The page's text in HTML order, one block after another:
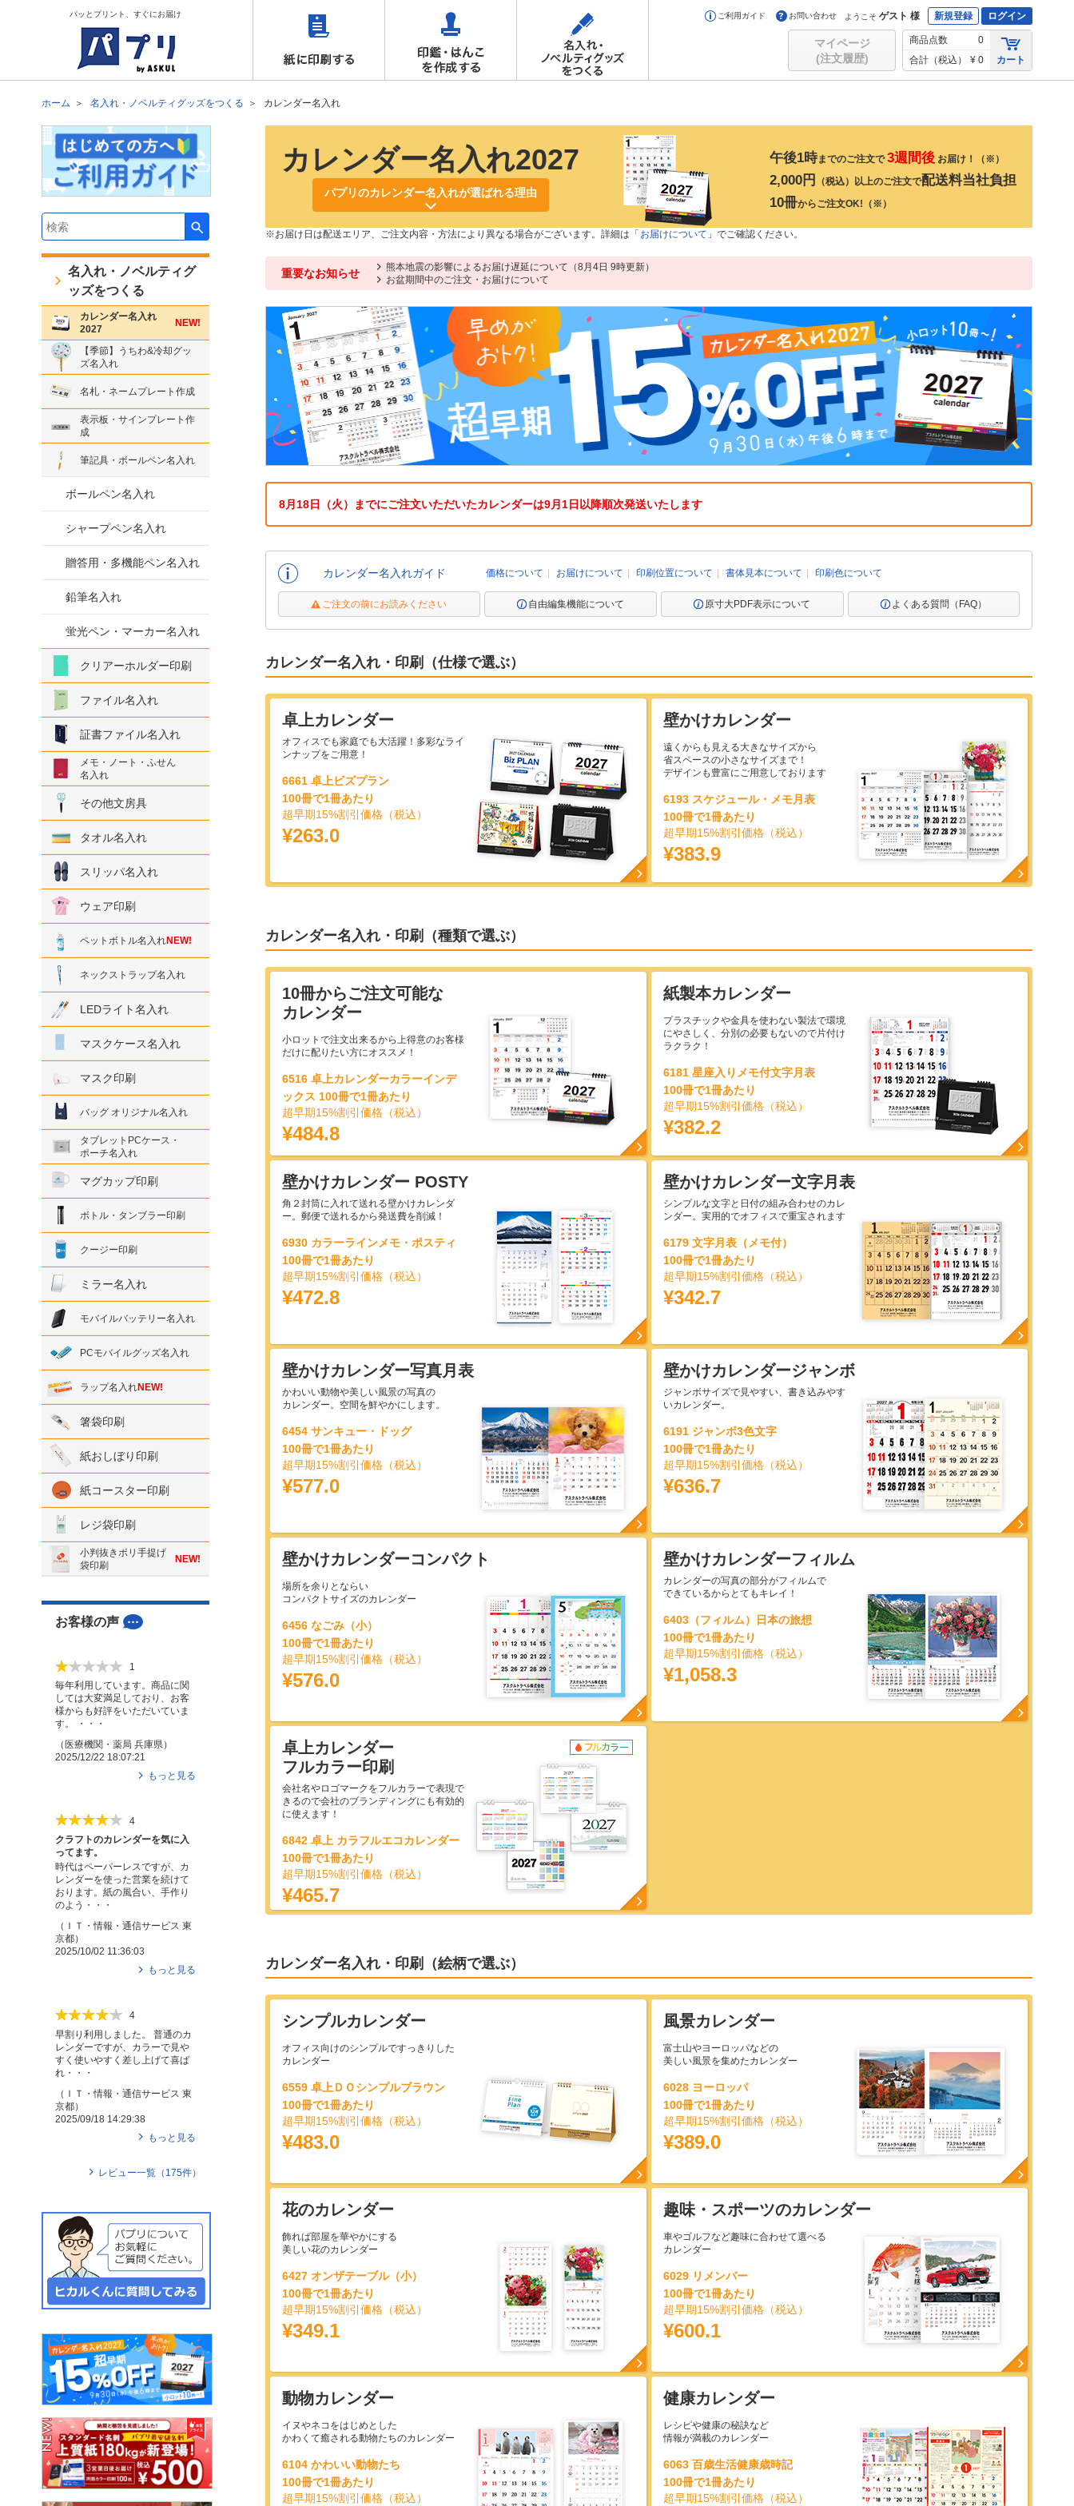
パッとプリント、すぐにお届け ご利用ガイド お問い合わせ ようこそ ゲスト 様 新規登録 ログイン
マイページ
(注文履歴)
商品点数
0
合計（税込）
¥ 0 カート
ホーム 名入れ・ノベルティグッズをつくる カレンダー名入れ
カレンダー名入れ2027
パプリのカレンダー名入れが選ばれる理由
午後1時までのご注文で3週間後 お届け！（※）
2,000円 （税込）以上のご注文で配送料当社負担
10冊からご注文OK!（※）
お届け日は配送エリア、ご注文内容・方法により異なる場合がございます。詳細は「 お届けについて 」でご確認ください。
重要なお知らせ
熊本地震の影響によるお届け遅延について（8月4日 9時更新）
お盆期間中のご注文・お届けについて
8月18日（火）までにご注文いただいたカレンダーは9月1日以降順次発送いたします
カレンダー名入れガイド 価格について お届けについて 印刷位置について 書体見本について 印刷色について
ご注文の前にお読みください 自由編集機能について 原寸大PDF表示について よくある質問（FAQ）
カレンダー名入れ・印刷（仕様で選ぶ）
卓上カレンダー
オフィスでも家庭でも大活躍！多彩なライ
ンナップをご用意！
6661 卓上ビズプラン
100冊で1冊あたり
超早期15%割引価格（税込）
¥263.0
壁かけカレンダー
遠くからも見える大きなサイズから
省スペースの小さなサイズまで！
デザインも豊富にご用意しております
6193 スケジュール・メモ月表
100冊で1冊あたり
超早期15%割引価格（税込）
¥383.9
カレンダー名入れ・印刷（種類で選ぶ）
10冊からご注文可能な
カレンダー
小ロットで注文出来るから上得意のお客様
だけに配りたい方にオススメ！
6516 卓上カレンダーカラーインデ
ックス 100冊で1冊あたり
超早期15%割引価格（税込）
¥484.8
紙製本カレンダー
プラスチックや金具を使わない製法で環境
にやさしく、分別の必要もないので片付け
ラクラク！
6181 星座入りメモ付文字月表
100冊で1冊あたり
超早期15%割引価格（税込）
¥382.2
壁かけカレンダー POSTY
角２封筒に入れて送れる壁かけカレンダ
ー。郵便で送れるから発送費を削減！
6930 カラーラインメモ・ポスティ
100冊で1冊あたり
超早期15%割引価格（税込）
¥472.8
壁かけカレンダー文字月表
シンプルな文字と日付の組み合わせのカレ
ンダー。実用的でオフィスで重宝されます
6179 文字月表（メモ付）
100冊で1冊あたり
超早期15%割引価格（税込）
¥342.7
壁かけカレンダー写真月表
かわいい動物や美しい風景の写真の
カレンダー。空間を鮮やかにします。
6454 サンキュー・ドッグ
100冊で1冊あたり
超早期15%割引価格（税込）
¥577.0
壁かけカレンダージャンボ
ジャンボサイズで見やすい、書き込みやす
いカレンダー。
6191 ジャンボ3色文字
100冊で1冊あたり
超早期15%割引価格（税込）
¥636.7
壁かけカレンダーコンパクト
場所を余りとならい
コンパクトサイズのカレンダー
6456 なごみ（小）
100冊で1冊あたり
超早期15%割引価格（税込）
¥576.0
壁かけカレンダーフィルム
カレンダーの写真の部分がフィルムで
できているからとてもキレイ！
6403（フィルム）日本の旅想
100冊で1冊あたり
超早期15%割引価格（税込）
¥1,058.3
卓上カレンダー
フルカラー印刷
会社名やロゴマークをフルカラーで表現で
きるので会社のブランディングにも有効的
に使えます！
6842 卓上 カラフルエコカレンダー
100冊で1冊あたり
超早期15%割引価格（税込）
¥465.7
カレンダー名入れ・印刷（絵柄で選ぶ）
シンプルカレンダー
オフィス向けのシンプルですっきりした
カレンダー
6559 卓上ＤＯシンプルブラウン
100冊で1冊あたり
超早期15%割引価格（税込）
¥483.0
風景カレンダー
富士山やヨーロッパなどの
美しい風景を集めたカレンダー
6028 ヨーロッパ
100冊で1冊あたり
超早期15%割引価格（税込）
¥389.0
花のカレンダー
飾れば部屋を華やかにする
美しい花のカレンダー
6427 オンザテーブル（小）
100冊で1冊あたり
超早期15%割引価格（税込）
¥349.1
趣味・スポーツのカレンダー
車やゴルフなど趣味に合わせて選べる
カレンダー
6029 リメンバー
100冊で1冊あたり
超早期15%割引価格（税込）
¥600.1
動物カレンダー
イヌやネコをはじめとした
かわくて癒される動物たちのカレンダー
6104 かわいい動物たち
100冊で1冊あたり
超早期15%割引価格（税込）
健康カレンダー
レシピや健康の秘訣など
情報が満載のカレンダー
6063 百歳生活健康歳時記
100冊で1冊あたり
超早期15%割引価格（税込）
検索キーワード入力
名入れ・ノベルティグ
ッズをつくる
カレンダー名入れ
2027
NEW!
【季節】うちわ&冷却グッ
ズ名入れ
名札・ネームプレート作成
表示板・サインプレート作
成
筆記具・ボールペン名入れ
ボールペン名入れ
シャープペン名入れ
贈答用・多機能ペン名入れ
鉛筆名入れ
蛍光ペン・マーカー名入れ
クリアーホルダー印刷
ファイル名入れ
証書ファイル名入れ
メモ・ノート・ふせん
名入れ
その他文房具
タオル名入れ
スリッパ名入れ
ウェア印刷
ペットボトル名入れNEW!
ネックストラップ名入れ
LEDライト名入れ
マスクケース名入れ
マスク印刷
バッグ オリジナル名入れ
タブレットPCケース・
ポーチ名入れ
マグカップ印刷
ボトル・タンブラー印刷
クージー印刷
ミラー名入れ
モバイルバッテリー名入れ
PCモバイルグッズ名入れ
ラップ名入れNEW!
箸袋印刷
紙おしぼり印刷
紙コースター印刷
レジ袋印刷
小判抜きポリ手提げ
袋印刷
NEW!
お客様の声
1
毎年利用しています。商品に関
しては大変満足しており、お客
様からも好評をいただいていま
す。 ・・・
（医療機関・薬局 兵庫県 ）
2025/12/22 18:07:21
もっと見る
4
クラフトのカレンダーを気に入
ってます。
時代はペーパーレスですが、カ
レンダーを使った営業を続けて
おります。紙の風合い、手作り
のよう・・・
（ ＩＴ・情報・通信サービス 東
京都）
2025/10/02 11:36:03
もっと見る
4
早割り利用しました。 普通のカ
レンダーですが、カラーで見や
すく使いやすく差し上げて喜ば
れ・・・
（ ＩＴ・情報・通信サービス 東
京都）
2025/09/18 14:29:38
もっと見る
レビュー一覧（ 175件）